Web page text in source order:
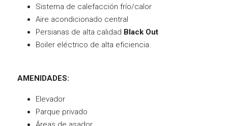
Sistema de calefacción frío/calor
Aire acondicionado central
Persianas de alta calidad Black Out
Boiler eléctrico de alta eficiencia.
AMENIDADES:
Elevador
Parque privado